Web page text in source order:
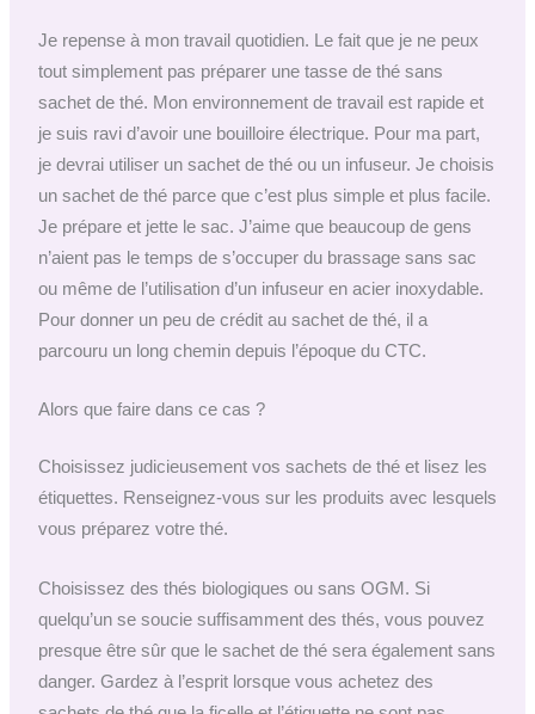
Je repense à mon travail quotidien. Le fait que je ne peux
tout simplement pas préparer une tasse de thé sans
sachet de thé. Mon environnement de travail est rapide et
je suis ravi d’avoir une bouilloire électrique. Pour ma part,
je devrai utiliser un sachet de thé ou un infuseur. Je choisis
un sachet de thé parce que c’est plus simple et plus facile.
Je prépare et jette le sac. J’aime que beaucoup de gens
n’aient pas le temps de s’occuper du brassage sans sac
ou même de l’utilisation d’un infuseur en acier inoxydable.
Pour donner un peu de crédit au sachet de thé, il a
parcouru un long chemin depuis l’époque du CTC.
Alors que faire dans ce cas ?
Choisissez judicieusement vos sachets de thé et lisez les
étiquettes. Renseignez-vous sur les produits avec lesquels
vous préparez votre thé.
Choisissez des thés biologiques ou sans OGM. Si
quelqu’un se soucie suffisamment des thés, vous pouvez
presque être sûr que le sachet de thé sera également sans
danger. Gardez à l’esprit lorsque vous achetez des